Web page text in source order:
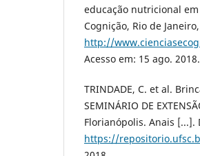
educação nutricional
Cognição, Rio de
http://
Acesso em: 15 ago. 2018.
TRINDADE, C. et al.
SEMINÁRIO DE
Florianópolis. Anais [...].
https://